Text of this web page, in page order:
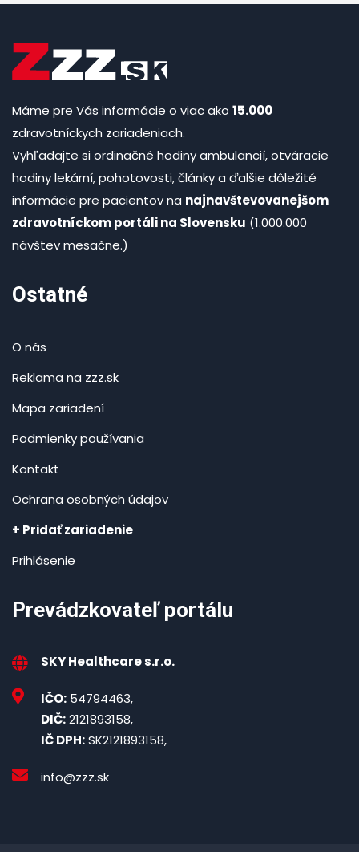
Máme pre Vás informácie o viac ako 15.000
zdravotníckych zariadeniach.
Vyhľadajte si ordinačné hodiny ambulancií, otváracie
hodiny lekární, pohotovosti, články a ďalšie dôležité
informácie pre pacientov na najnavštevovanejšom
zdravotníckom portáli na Slovensku (1.000.000
návštev mesačne.)
Ostatné
O nás
Reklama na zzz.sk
Mapa zariadení
Podmienky používania
Kontakt
Ochrana osobných údajov
+ Pridať zariadenie
Prihlásenie
Prevádzkovateľ portálu
SKY Healthcare s.r.o.
IČO: 54794463,
DIČ:2121893158,
IČ DPH:SK2121893158,
info@zzz.sk